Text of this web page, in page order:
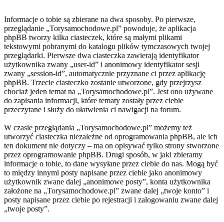
Informacje o tobie są zbierane na dwa sposoby. Po pierwsze,
przeglądanie „Torysamochodowe.pl” powoduje, że aplikacja
phpBB tworzy kilka ciasteczek, które są małymi plikami
tekstowymi pobranymi do katalogu plików tymczasowych twojej
przeglądarki. Pierwsze dwa ciasteczka zawierają identyfikator
użytkownika zwany „user-id” i anonimowy identyfikator sesji
zwany „session-id”, automatycznie przyznane ci przez aplikację
phpBB. Trzecie ciasteczko zostanie utworzone, gdy przejrzysz
chociaż jeden temat na „Torysamochodowe.pl”. Jest ono używane
do zapisania informacji, które tematy zostały przez ciebie
przeczytane i służy do ułatwienia ci nawigacji na forum.
W czasie przeglądania „Torysamochodowe.pl” możemy też
utworzyć ciasteczka niezależne od oprogramowania phpBB, ale ich
ten dokument nie dotyczy – ma on opisywać tylko strony stworzone
przez oprogramowanie phpBB. Drugi sposób, w jaki zbieramy
informacje o tobie, to dane wysyłane przez ciebie do nas. Mogą być
to między innymi posty napisane przez ciebie jako anonimowy
użytkownik zwane dalej „anonimowe posty”, konta użytkownika
założone na „Torysamochodowe.pl” zwane dalej „twoje konto” i
posty napisane przez ciebie po rejestracji i zalogowaniu zwane dalej
„twoje posty”.